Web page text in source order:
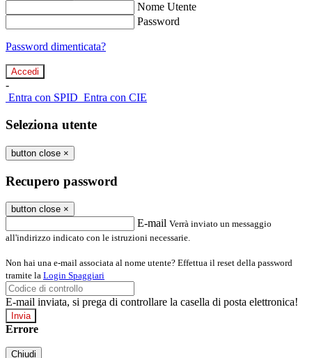
Nome Utente
Password
Password dimenticata?
-
Entra con SPID Entra con CIE
Seleziona utente
button close ×
Recupero password
button close ×
E-mail Verrà inviato un messaggio
all'indirizzo indicato con le istruzioni necessarie.
Non hai una e-mail associata al nome utente? Effettua il reset della password
tramite la Login Spaggiari
E-mail inviata, si prega di controllare la casella di posta elettronica!
Errore
Chiudi